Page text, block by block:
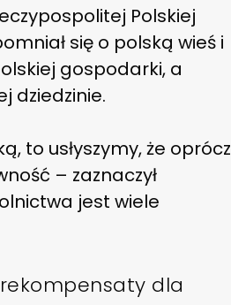
Polskiej
się o polską wieś i
gospodarki, a
dziedzinie.
to usłyszymy, że oprócz
– zaznaczył
jest wiele
dla